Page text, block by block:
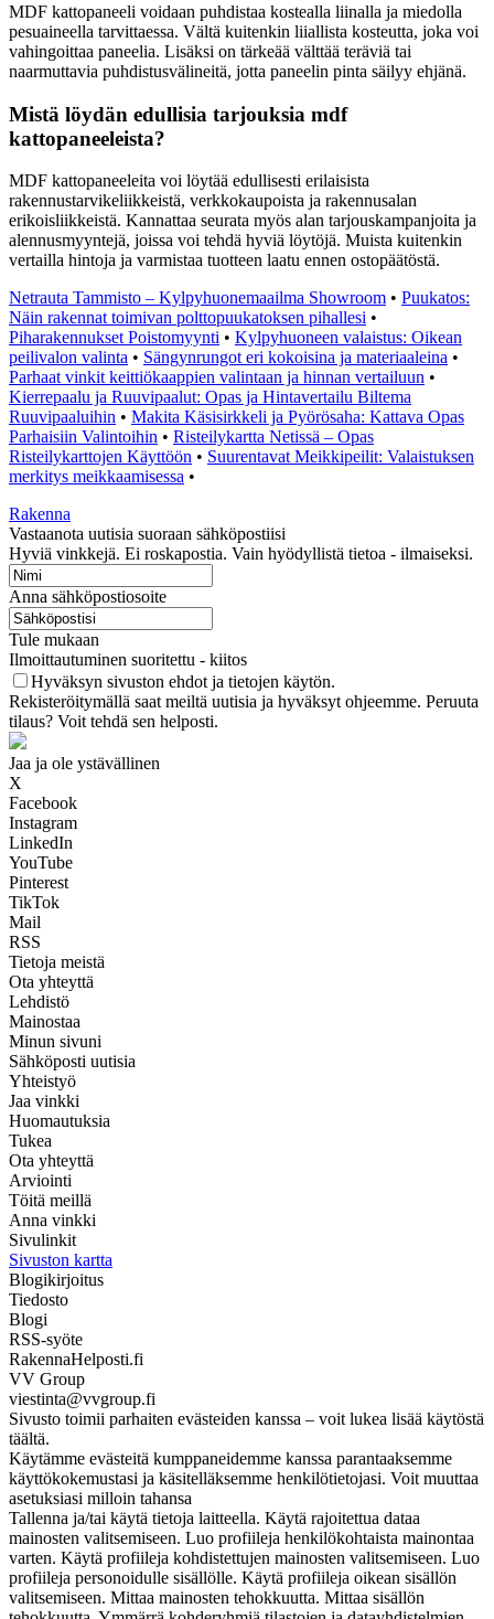
MDF kattopaneeli voidaan puhdistaa kostealla liinalla ja miedolla
pesuaineella tarvittaessa. Vältä kuitenkin liiallista kosteutta, joka voi
vahingoittaa paneelia. Lisäksi on tärkeää välttää teräviä tai
naarmuttavia puhdistusvälineitä, jotta paneelin pinta säilyy ehjänä.
Mistä löydän edullisia tarjouksia mdf
kattopaneeleista?
MDF kattopaneeleita voi löytää edullisesti erilaisista
rakennustarvikeliikkeistä, verkkokaupoista ja rakennusalan
erikoisliikkeistä. Kannattaa seurata myös alan tarjouskampanjoita ja
alennusmyyntejä, joissa voi tehdä hyviä löytöjä. Muista kuitenkin
vertailla hintoja ja varmistaa tuotteen laatu ennen ostopäätöstä.
Netrauta Tammisto – Kylpyhuonemaailma Showroom • Puukatos:
Näin rakennat toimivan polttopuukatoksen pihallesi •
Piharakennukset Poistomyynti • Kylpyhuoneen valaistus: Oikean
peilivalon valinta • Sängynrungot eri kokoisina ja materiaaleina •
Parhaat vinkit keittiökaappien valintaan ja hinnan vertailuun •
Kierrepaalu ja Ruuvipaalut: Opas ja Hintavertailu Biltema
Ruuvipaaluihin • Makita Käsisirkkeli ja Pyörösaha: Kattava Opas
Parhaisiin Valintoihin • Risteilykartta Netissä – Opas
Risteilykarttojen Käyttöön • Suurentavat Meikkipeilit: Valaistuksen
merkitys meikkaamisessa •
Rakenna
Vastaanota uutisia suoraan sähköpostiisi
Hyviä vinkkejä. Ei roskapostia. Vain hyödyllistä tietoa - ilmaiseksi.
Anna sähköpostiosoite
Tule mukaan
Ilmoittautuminen suoritettu - kiitos
Hyväksyn sivuston ehdot ja tietojen käytön.
Rekisteröitymällä saat meiltä uutisia ja hyväksyt ohjeemme. Peruuta
tilaus? Voit tehdä sen helposti.
Jaa ja ole ystävällinen
X
Facebook
Instagram
LinkedIn
YouTube
Pinterest
TikTok
Mail
RSS
Tietoja meistä
Ota yhteyttä
Lehdistö
Mainostaa
Minun sivuni
Sähköposti uutisia
Yhteistyö
Jaa vinkki
Huomautuksia
Tukea
Ota yhteyttä
Arviointi
Töitä meillä
Anna vinkki
Sivulinkit
Sivuston kartta
Blogikirjoitus
Tiedosto
Blogi
RSS-syöte
RakennaHelposti.fi
VV Group
viestinta@vvgroup.fi
Sivusto toimii parhaiten evästeiden kanssa – voit lukea lisää käytöstä
täältä.
Käytämme evästeitä kumppaneidemme kanssa parantaaksemme
käyttökokemustasi ja käsitelläksemme henkilötietojasi. Voit muuttaa
asetuksiasi milloin tahansa
Tallenna ja/tai käytä tietoja laitteella. Käytä rajoitettua dataa
mainosten valitsemiseen. Luo profiileja henkilökohtaista mainontaa
varten. Käytä profiileja kohdistettujen mainosten valitsemiseen. Luo
profiileja personoidulle sisällölle. Käytä profiileja oikean sisällön
valitsemiseen. Mittaa mainosten tehokkuutta. Mittaa sisällön